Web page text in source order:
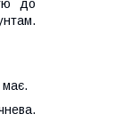
до
має.